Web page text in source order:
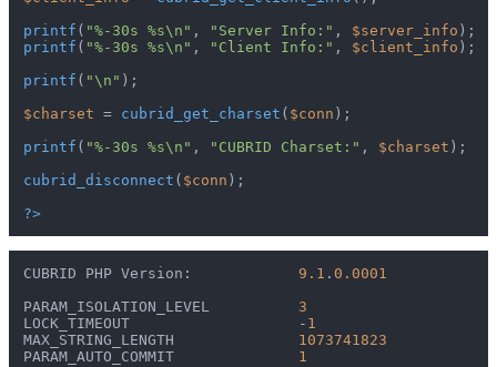
printf ( "%-30s %s\n" , "Server Info:" , $server_info
printf ( "%-30s %s\n" , "Client Info:" , $client_info );
printf ( "\n" );
$charset = cubrid_get_charset ( $conn );
printf ( "%-30s %s\n" , "CUBRID Charset:" , $charset );
cubrid_disconnect ( $conn );
?>
CUBRID PHP Version: 9.1 . 0.0001
PARAM_ISOLATION_LEVEL 3
LOCK_TIMEOUT                   - 1
MAX_STRING_LENGTH 1073741823
PARAM_AUTO_COMMIT 1